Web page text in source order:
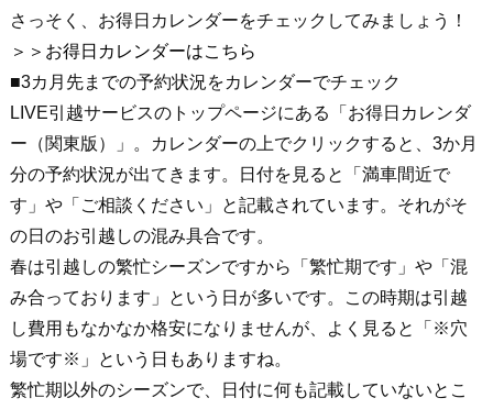
さっそく、お得日カレンダーをチェックしてみましょう！
＞＞お得日カレンダーはこちら
■3カ月先までの予約状況をカレンダーでチェック
LIVE引越サービスのトップページにある「お得日カレンダ
ー（関東版）」。カレンダーの上でクリックすると、3か月
分の予約状況が出てきます。日付を見ると「満車間近で
す」や「ご相談ください」と記載されています。それがそ
の日のお引越しの混み具合です。
春は引越しの繁忙シーズンですから「繁忙期です」や「混
み合っております」という日が多いです。この時期は引越
し費用もなかなか格安になりませんが、よく見ると「※穴
場です※」という日もありますね。
繁忙期以外のシーズンで、日付に何も記載していないとこ